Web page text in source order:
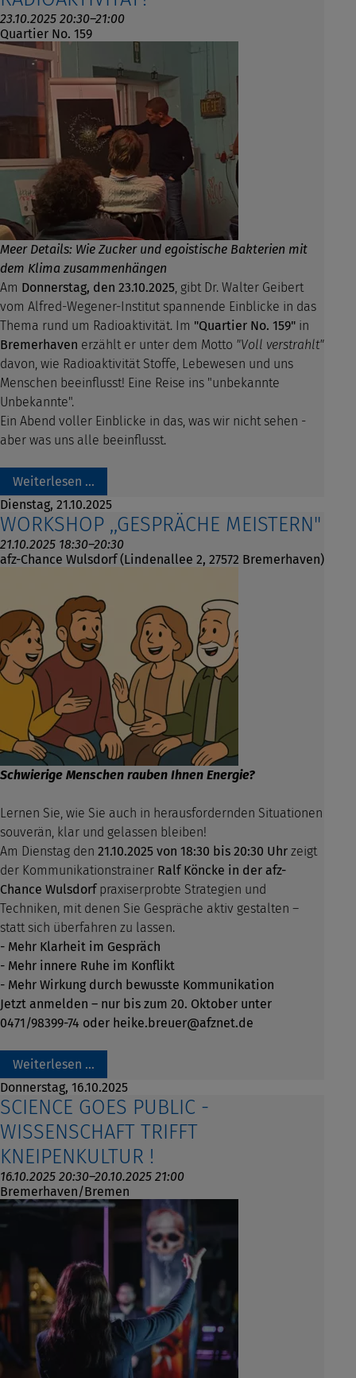
23.10.2025 20:30–21:00
Quartier No. 159
Meer Details: Wie Zucker und egoistische Bakterien mit
dem Klima zusammenhängen
Am Donnerstag, den 23.10.2025 , gibt Dr. Walter Geibert
vom Alfred-Wegener-Institut spannende Einblicke in das
Thema rund um Radioaktivität. Im "Quartier No. 159" in
Bremerhaven erzählt er unter dem Motto "Voll verstrahlt"
davon, wie Radioaktivität Stoffe, Lebewesen und uns
Menschen beeinflusst! Eine Reise ins "unbekannte
Unbekannte".
Ein Abend voller Einblicke in das, was wir nicht sehen -
aber was uns alle beeinflusst.
Weiterlesen …
Dienstag, 21.10.2025
WORKSHOP ,,GESPRÄCHE MEISTERN"
21.10.2025 18:30–20:30
afz-Chance Wulsdorf (Lindenallee 2, 27572 Bremerhaven)
Schwierige Menschen rauben Ihnen Energie?
Lernen Sie, wie Sie auch in herausfordernden Situationen
souverän, klar und gelassen bleiben!
Am Dienstag den 21.10.2025 von 18:30 bis 20:30 Uhr zeigt
der Kommunikationstrainer Ralf Köncke in der afz-
Chance Wulsdorf praxiserprobte Strategien und
Techniken, mit denen Sie Gespräche aktiv gestalten –
statt sich überfahren zu lassen.
- Mehr Klarheit im Gespräch
- Mehr innere Ruhe im Konflikt
- Mehr Wirkung durch bewusste Kommunikation
Jetzt anmelden – nur bis zum 20. Oktober unter
0471/98399-74 oder heike.breuer@afznet.de
Weiterlesen …
Donnerstag, 16.10.2025
SCIENCE GOES PUBLIC -
WISSENSCHAFT TRIFFT
KNEIPENKULTUR !
16.10.2025 20:30–20.10.2025 21:00
Bremerhaven/Bremen